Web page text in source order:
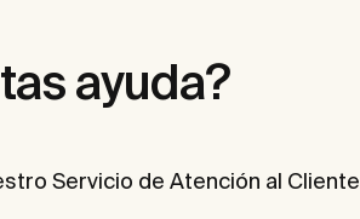
ayuda?
Servicio de Atención al Cliente